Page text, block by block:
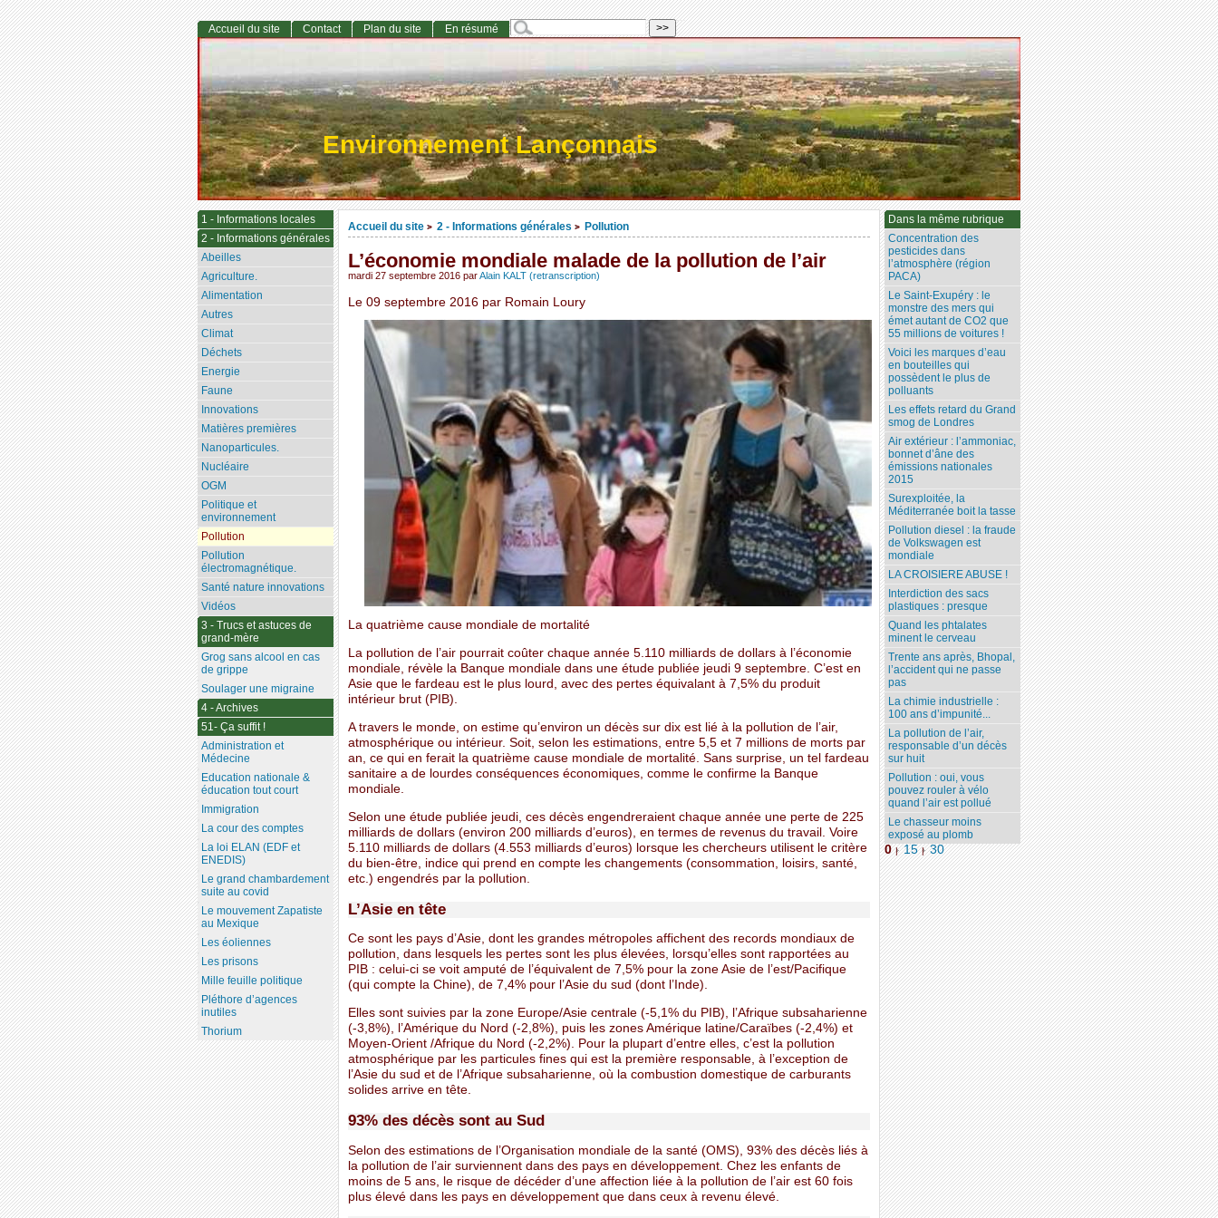
Environnement Lançonnais
Accueil du site > 2 - Informations générales > Pollution
L’économie mondiale malade de la pollution de l’air
mardi 27 septembre 2016 parAlain KALT (retranscription)
Le 09 septembre 2016 par Romain Loury
La quatrième cause mondiale de mortalité
La pollution de l’air pourrait coûter chaque année 5.110 milliards de dollars à l’économie
mondiale, révèle la Banque mondiale dans une étude publiée jeudi 9 septembre. C’est en
Asie que le fardeau est le plus lourd, avec des pertes équivalant à 7,5% du produit
intérieur brut (PIB).
A travers le monde, on estime qu’environ un décès sur dix est lié à la pollution de l’air,
atmosphérique ou intérieur. Soit, selon les estimations, entre 5,5 et 7 millions de morts par
an, ce qui en ferait la quatrième cause mondiale de mortalité. Sans surprise, un tel fardeau
sanitaire a de lourdes conséquences économiques, comme le confirme la Banque
mondiale.
Selon une étude publiée jeudi, ces décès engendreraient chaque année une perte de 225
milliards de dollars (environ 200 milliards d’euros), en termes de revenus du travail. Voire
5.110 milliards de dollars (4.553 milliards d’euros) lorsque les chercheurs utilisent le critère
du bien-être, indice qui prend en compte les changements (consommation, loisirs, santé,
etc.) engendrés par la pollution.
L’Asie en tête
Ce sont les pays d’Asie, dont les grandes métropoles affichent des records mondiaux de
pollution, dans lesquels les pertes sont les plus élevées, lorsqu’elles sont rapportées au
PIB : celui-ci se voit amputé de l’équivalent de 7,5% pour la zone Asie de l’est/Pacifique
(qui compte la Chine), de 7,4% pour l’Asie du sud (dont l’Inde).
Elles sont suivies par la zone Europe/Asie centrale (-5,1% du PIB), l’Afrique subsaharienne
(-3,8%), l’Amérique du Nord (-2,8%), puis les zones Amérique latine/Caraïbes (-2,4%) et
Moyen-Orient /Afrique du Nord (-2,2%). Pour la plupart d’entre elles, c’est la pollution
atmosphérique par les particules fines qui est la première responsable, à l’exception de
l’Asie du sud et de l’Afrique subsaharienne, où la combustion domestique de carburants
solides arrive en tête.
93% des décès sont au Sud
Selon des estimations de l’Organisation mondiale de la santé (OMS), 93% des décès liés à
la pollution de l’air surviennent dans des pays en développement. Chez les enfants de
moins de 5 ans, le risque de décéder d’une affection liée à la pollution de l’air est 60 fois
plus élevé dans les pays en développement que dans ceux à revenu élevé.
Dans la même rubrique
Concentration des
pesticides dans
l’atmosphère (région
PACA)
Le Saint-Exupéry : le
monstre des mers qui
émet autant de CO2 que
55 millions de voitures !
Voici les marques d’eau
en bouteilles qui
possèdent le plus de
polluants
Les effets retard du Grand
smog de Londres
Air extérieur : l’ammoniac,
bonnet d’âne des
émissions nationales
2015
Surexploitée, la
Méditerranée boit la tasse
Pollution diesel : la fraude
de Volkswagen est
mondiale
LA CROISIERE ABUSE !
Interdiction des sacs
plastiques : presque
Quand les phtalates
minent le cerveau
Trente ans après, Bhopal,
l’accident qui ne passe
pas
La chimie industrielle :
100 ans d’impunité...
La pollution de l’air,
responsable d’un décès
sur huit
Pollution : oui, vous
pouvez rouler à vélo
quand l’air est pollué
Le chasseur moins
exposé au plomb
0 | 15 | 30
Accueil du site Contact Plan du site En résumé
1 - Informations locales
2 - Informations générales
Abeilles
Agriculture.
Alimentation
Autres
Climat
Déchets
Energie
Faune
Innovations
Matières premières
Nanoparticules.
Nucléaire
OGM
Politique et
environnement
Pollution
Pollution
électromagnétique.
Santé nature innovations
Vidéos
3 - Trucs et astuces de
grand-mère
Grog sans alcool en cas
de grippe
Soulager une migraine
4 - Archives
51- Ça suffit !
Administration et
Médecine
Education nationale &
éducation tout court
Immigration
La cour des comptes
La loi ELAN (EDF et
ENEDIS)
Le grand chambardement
suite au covid
Le mouvement Zapatiste
au Mexique
Les éoliennes
Les prisons
Mille feuille politique
Pléthore d’agences
inutiles
Thorium